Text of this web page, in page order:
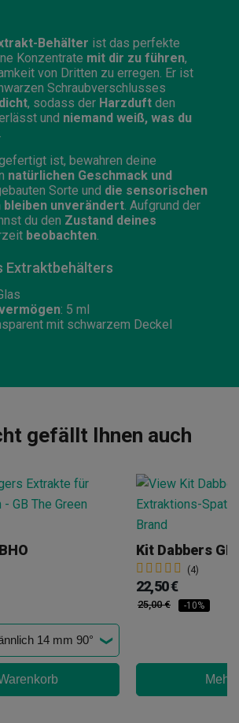
Behälter ist das perfekte
Konzentrate mit dir zu führen,
von Dritten zu erregen. Er ist
Schraubverschlusses
, sodass der Harzduft den
und niemand weiß, was du
ist, bewahren deine
natürlichen Geschmack und
Sorte und die sensorischen
bleiben unverändert . Aufgrund der
du den Zustand deines
beobachten
Extraktbehälters
: 5 ml
mit schwarzem Deckel
gefällt Ihnen auch
Kit Dabbers GB
(4)
22,50 €
25,00 € -10%
Mehr